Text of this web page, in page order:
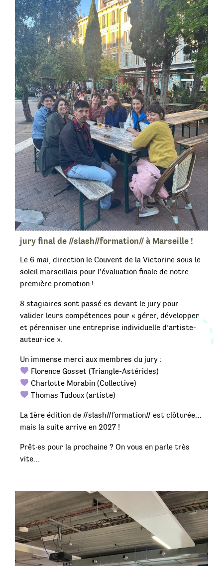
jury final de //slash//formation// à Marseille !
Le 6 mai, direction le Couvent de la Victorine sous le
soleil marseillais pour l’évaluation finale de notre
première promotion !
8 stagiaires sont passé·es devant le jury pour
valider leurs compétences pour « gérer, développer
et pérenniser une entreprise individuelle d’artiste-
auteur·ice ».
Un immense merci aux membres du jury :
Florence Gosset (Triangle-Astérides)
Charlotte Morabin (Collective)
Thomas Tudoux (artiste)
La 1ère édition de //slash//formation// est clôturée…
mais la suite arrive en 2027 !
Prêt·es pour la prochaine ? On vous en parle très
vite…